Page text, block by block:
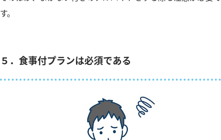
す。
５．食事付プランは必須である